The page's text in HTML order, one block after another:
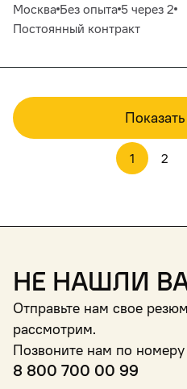
Москва Без опыта 5 через 2
Постоянный контракт
1 2
Не нашли
Отправьте нам свое
рассмотрим.
Позвоните нам по номеру
8 800 700 00 99